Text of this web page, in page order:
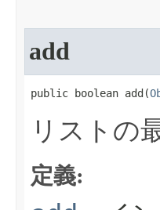
add
public boolean add​(
リストの
定義: